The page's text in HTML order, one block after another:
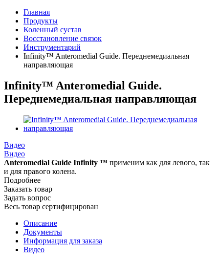
Главная
Продукты
Коленный сустав
Восстановление связок
Инструментарий
Infinity™ Anteromedial Guide. Переднемедиальная
направляющая
Infinity™ Anteromedial Guide.
Переднемедиальная направляющая
Видео
Видео
Anteromedial Guide Infinity ™ применим как для левого, так
и для правого колена.
Подробнее
Заказать товар
Задать вопрос
Весь товар сертифицирован
Описание
Документы
Информация для заказа
Видео